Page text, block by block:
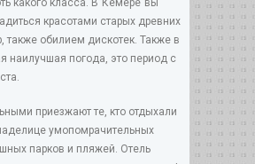
красотами старых древних
также обилием дискотек. Также в
наилучшая погода, это период с
приезжают те, кто отдыхали
умопомрачительных
парков и пляжей. Отель